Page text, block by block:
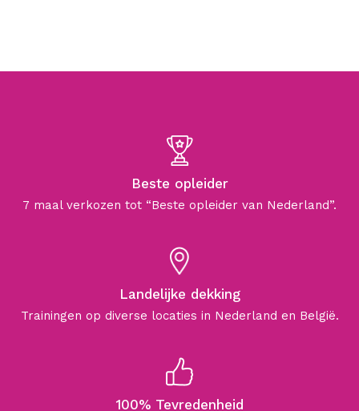
Beste opleider
7 maal verkozen tot “Beste opleider van Nederland”.
Landelijke dekking
Trainingen op diverse locaties in Nederland en België.
100% Tevredenheid